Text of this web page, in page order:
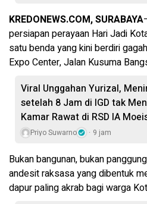
KREDONEWS.COM, SURABAYA
persiapan perayaan Hari Jadi
satu benda yang kini berdiri
Expo Center, Jalan Kusuma
Viral Unggahan Yurizal,
setelah 8 Jam di IGD tak
Kamar Rawat di RSD IA
Priyo Suwarno 9 jam
Bukan bangunan, bukan
andesit raksasa yang dibentuk
dapur paling akrab bagi warga